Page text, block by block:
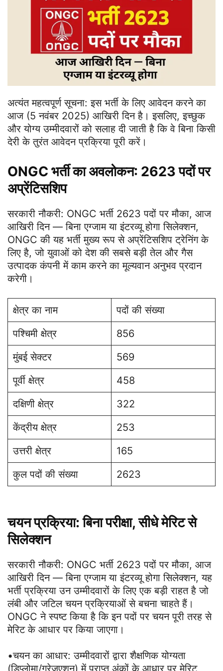
अत्यंत महत्वपूर्ण सूचना: इस भर्ती के लिए आवेदन करने का
आज (5 नवंबर 2025) आखिरी दिन है। इसलिए, इच्छुक
और योग्य उम्मीदवारों को सलाह दी जाती है कि वे बिना किसी
देरी के तुरंत आवेदन प्रक्रिया पूरी करें।
ONGC भर्ती का अवलोकन: 2623 पदों पर
अप्रेंटिसशिप
सरकारी नौकरी: ONGC भर्ती 2623 पदों पर मौका, आज
आखिरी दिन — बिना एग्जाम या इंटरव्यू होगा सिलेक्शन,
ONGC की यह भर्ती मुख्य रूप से अप्रेंटिसशिप ट्रेनिंग के
लिए है, जो युवाओं को देश की सबसे बड़ी तेल और गैस
उत्पादक कंपनी में काम करने का मूल्यवान अनुभव प्रदान
करेगी।
क्षेत्र का नाम
पदों की संख्या
पश्चिमी क्षेत्र
856
मुंबई सेक्टर
569
पूर्वी क्षेत्र
458
दक्षिणी क्षेत्र
322
केंद्रीय क्षेत्र
253
उत्तरी क्षेत्र
165
कुल पदों की संख्या
2623
चयन प्रक्रिया: बिना परीक्षा, सीधे मेरिट से
सिलेक्शन
सरकारी नौकरी: ONGC भर्ती 2623 पदों पर मौका, आज
आखिरी दिन — बिना एग्जाम या इंटरव्यू होगा सिलेक्शन, यह
भर्ती प्रक्रिया उन उम्मीदवारों के लिए एक बड़ी राहत है जो
लंबी और जटिल चयन प्रक्रियाओं से बचना चाहते हैं।
ONGC ने स्पष्ट किया है कि इन पदों पर चयन पूरी तरह से
मेरिट के आधार पर किया जाएगा।
•चयन का आधार: उम्मीदवारों द्वारा शैक्षणिक योग्यता